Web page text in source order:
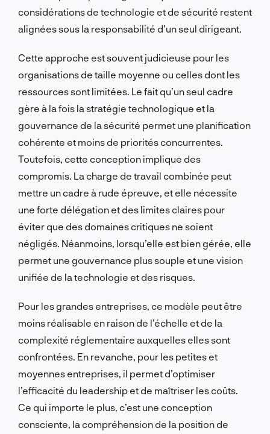
considérations de technologie et de sécurité restent
alignées sous la responsabilité d’un seul dirigeant.
Cette approche est souvent judicieuse pour les
organisations de taille moyenne ou celles dont les
ressources sont limitées. Le fait qu’un seul cadre
gère à la fois la stratégie technologique et la
gouvernance de la sécurité permet une planification
cohérente et moins de priorités concurrentes.
Toutefois, cette conception implique des
compromis. La charge de travail combinée peut
mettre un cadre à rude épreuve, et elle nécessite
une forte délégation et des limites claires pour
éviter que des domaines critiques ne soient
négligés. Néanmoins, lorsqu’elle est bien gérée, elle
permet une gouvernance plus souple et une vision
unifiée de la technologie et des risques.
Pour les grandes entreprises, ce modèle peut être
moins réalisable en raison de l’échelle et de la
complexité réglementaire auxquelles elles sont
confrontées. En revanche, pour les petites et
moyennes entreprises, il permet d’optimiser
l’efficacité du leadership et de maîtriser les coûts.
Ce qui importe le plus, c’est une conception
consciente, la compréhension de la position de